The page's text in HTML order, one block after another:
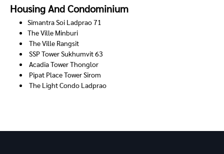
Housing And Condominium
Simantra Soi Ladprao 71
The Ville Minburi
The Ville Rangsit
SSP Tower Sukhumvit 63
Acadia Tower Thonglor
Pipat Place Tower Sirom
The Light Condo Ladprao